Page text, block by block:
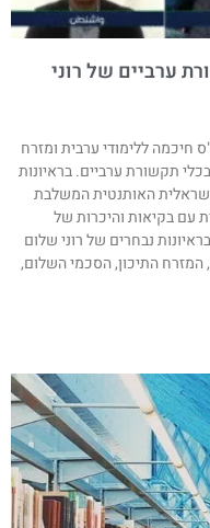
ערביים של רוני
חיכמה ללימודי ערבית ומזרח
תקשורת ערביים. בראיונות
האותנטית המשלבת
עם בקיאות והיכרות של
נבחרים של רוני שלום
המזרח התיכון, הסכמי השלום,